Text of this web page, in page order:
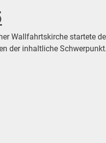
Wallfahrtskirche startete
der inhaltliche Schwerpunkt.